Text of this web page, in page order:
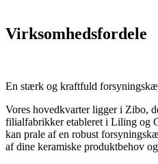
Virksomhedsfordele
En stærk og kraftfuld
Vores hovedkvarter ligger i Zibo,
filialfabrikker etableret i Liling og
kan prale af en robust
af dine keramiske produktbehov